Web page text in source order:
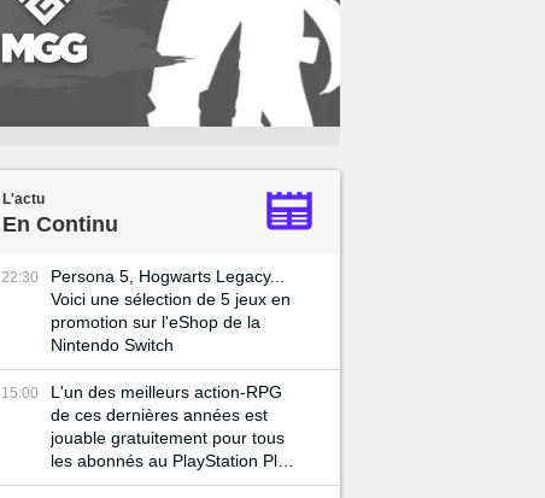
L'actu
En Continu
22:30
Persona 5, Hogwarts Legacy...
Voici une sélection de 5 jeux en
promotion sur l'eShop de la
Nintendo Switch
15:00
L'un des meilleurs action-RPG
de ces dernières années est
jouable gratuitement pour tous
les abonnés au PlayStation Plus
Extra !